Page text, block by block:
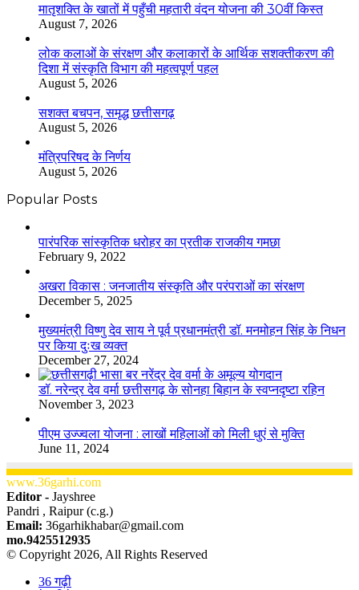
मातृशक्ति के खातों में पहुँची महतारी वंदन योजना की 30वीं किस्त
August 7, 2026
लोक कलाओं के संरक्षण और कलाकारों के आर्थिक सशक्तीकरण की
दिशा में संस्कृति विभाग की महत्वपूर्ण पहल
August 5, 2026
सशक्त बचपन, समृद्ध छत्तीसगढ़
August 5, 2026
मंत्रिपरिषद के निर्णय
August 5, 2026
Popular Posts
​​​​​​​पारंपरिक सांस्कृतिक धरोहर का प्रतीक राजकीय गमछा
February 9, 2022
अखरा विकास : जनजातीय संस्कृति और परंपराओं का संरक्षण
December 5, 2025
मुख्यमंत्री विष्णु देव साय ने पूर्व प्रधानमंत्री डॉ. मनमोहन सिंह के निधन
पर किया दुःख व्यक्त
December 27, 2024
डॉ. नरेन्द्र देव वर्मा छत्तीसगढ़ के सोनहा बिहान के स्वप्नदृष्टा रहिन
November 3, 2023
पीएम उज्ज्वला योजना : लाखों महिलाओं को मिली धुएं से मुक्ति
June 11, 2024
www.36garhi.com
Editor - Jayshree
Pandri , Raipur (c.g.)
Email: 36garhikhabar@gmail.com
mo.9425512935
© Copyright 2026, All Rights Reserved
36 गढ़ी